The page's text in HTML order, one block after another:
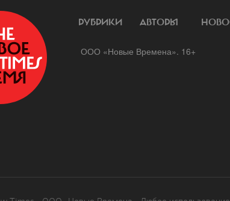
РУБРИКИ АВТОРЫ
ООО «Новые Времена». 16+